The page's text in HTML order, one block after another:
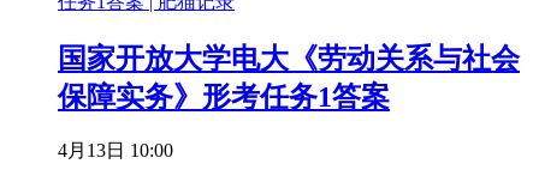
国家开放大学电大《劳动关系与社会
保障实务》形考任务1答案
4月13日 10:00